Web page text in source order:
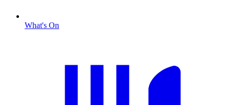
What's On